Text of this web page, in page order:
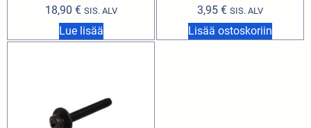
18,90 € SIS. ALV
Lue lisää
3,95 € SIS. ALV
Lisää ostoskoriin